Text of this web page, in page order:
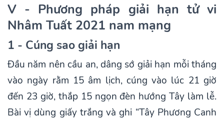
V - Phương pháp giải hạn tử vi
Nhâm Tuất 2021 nam mạng
1 - Cúng sao giải hạn
Đầu năm nên cầu an, dâng sớ giải hạn mỗi tháng
vào ngày rằm 15 âm lịch, cúng vào lúc 21 giờ
đến 23 giờ, thắp 15 ngọn đèn hướng Tây làm lễ.
Bài vị dùng giấy trắng và ghi “Tây Phương Canh